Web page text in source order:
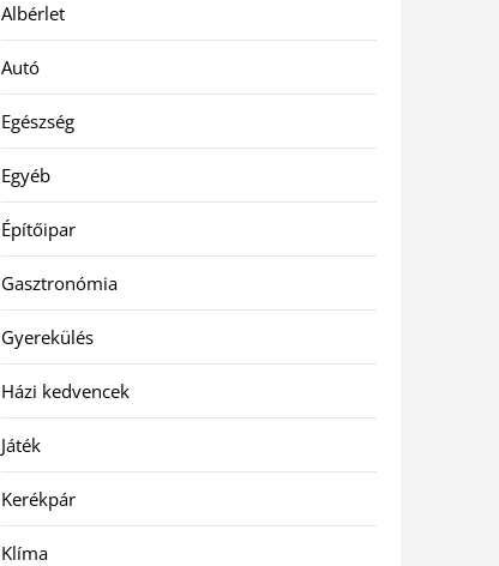
Albérlet
Autó
Egészség
Egyéb
Építőipar
Gasztronómia
Gyerekülés
Házi kedvencek
Játék
Kerékpár
Klíma